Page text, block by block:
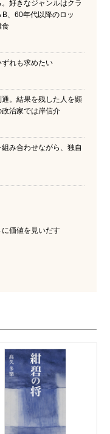
好きなジャンルはクラ
、60年代以降のロッ
食
れも求めたい
。結果を残した人を顕
治家では岸信介
み合わせながら、独自
価値を見いだす